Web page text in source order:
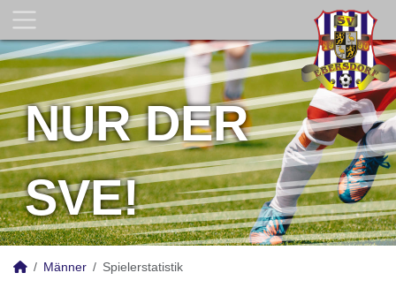
NUR DER
SVE!
Männer Spielerstatistik